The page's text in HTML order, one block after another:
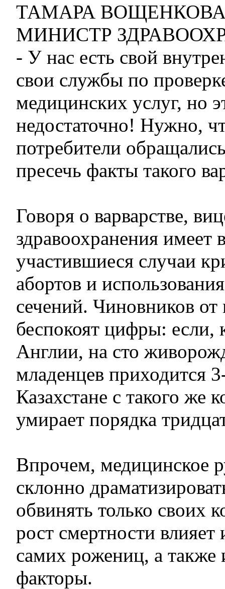
ТАМАРА
МИНИСТР
- У нас есть свой
свои службы по
медицинских услуг, но
недостаточно! Нужно,
потребители
пресечь факты такого
Говоря о варварстве,
здравоохранения имеет
участившиеся случаи
абортов и
сечений. Чиновников
беспокоят цифры: если,
Англии, на сто
младенцев приходится
Казахстане с такого же
умирает порядка
Впрочем, медицинское
склонно
обвинять только своих
рост смертности влияет
самих рожениц, а также
факторы.